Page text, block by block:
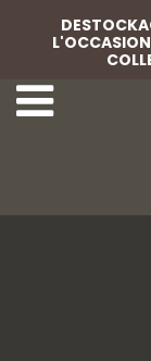
17-
L'OCCASION